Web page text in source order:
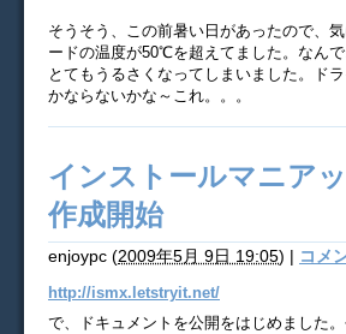
そうそう、この前暑い日があったので、
ードの温度が50℃を超えてました。なん
とてもうるさくなってしまいました。ド
かならないかな～これ。。。
インストールマニア
作成開始
enjoypc (2009年5月 9日 19:05) | コメ
http://ismx.letstryit.net/
で、ドキュメントを公開をはじめました